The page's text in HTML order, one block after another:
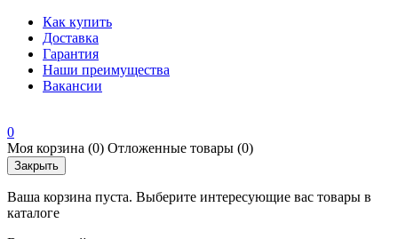
Как купить
Доставка
Гарантия
Наши преимущества
Вакансии
0
Моя корзина (0) Отложенные товары (0)
Закрыть
Ваша корзина пуста. Выберите интересующие вас товары в
каталоге